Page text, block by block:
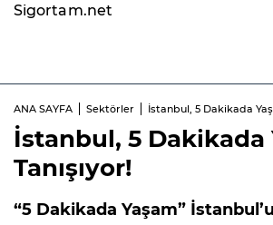
Sigortam.net
ANA SAYFA Sektörler İstanbul, 5 Dakikada
İstanbul, 5 Dakikada
Tanışıyor!
“5 Dakikada Yaşam”